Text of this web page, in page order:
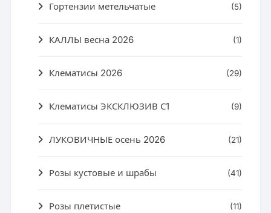
Гортензии метельчатые (5)
КАЛЛЫ весна 2026 (1)
Клематисы 2026 (29)
Клематисы ЭКСКЛЮЗИВ С1 (9)
ЛУКОВИЧНЫЕ осень 2026 (21)
Розы кустовые и шрабы (41)
Розы плетистые (11)